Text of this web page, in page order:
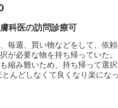
科医の訪問診療可
毎週、買い物などをして、依
が必要な物を持ち帰っていた
縮み難いため、持ち帰って選
んどしなくて良くなり楽にな